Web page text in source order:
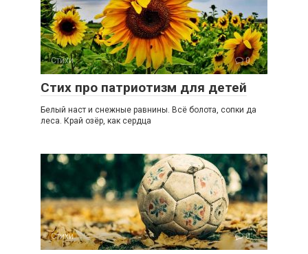
Стихи 0
Стих про патриотизм для детей
Белый наст и снежные равнины. Всё болота, сопки да
леса. Край озёр, как сердца
Стихи 0